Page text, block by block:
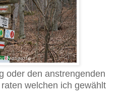
oder den anstrengenden
welchen ich gewählt